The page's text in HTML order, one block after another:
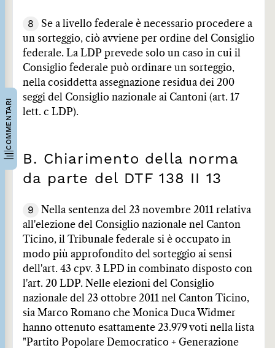
COMMENTARI
8
Se a livello federale è necessario procedere a
un sorteggio, ciò avviene per ordine del Consiglio
federale. La LDP prevede solo un caso in cui il
Consiglio federale può ordinare un sorteggio,
nella cosiddetta assegnazione residua dei 200
seggi del Consiglio nazionale ai Cantoni (art. 17
lett. c LDP).
B. Chiarimento della norma
da parte del DTF 138 II 13
9
Nella sentenza del 23 novembre 2011 relativa
all'elezione del Consiglio nazionale nel Canton
Ticino, il Tribunale federale si è occupato in
modo più approfondito del sorteggio ai sensi
dell'art. 43 cpv. 3 LPD in combinato disposto con
l'art. 20 LDP. Nelle elezioni del Consiglio
nazionale del 23 ottobre 2011 nel Canton Ticino,
sia Marco Romano che Monica Duca Widmer
hanno ottenuto esattamente 23.979 voti nella lista
"Partito Popolare Democratico + Generazione